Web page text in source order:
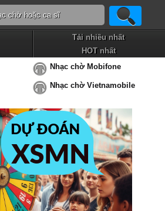
Tải nhiều nhất
HOT nhất
Nhạc chờ Mobifone
Nhạc chờ Vietnamobile